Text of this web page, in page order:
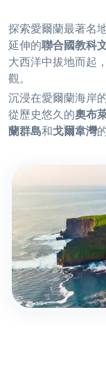
探索愛爾蘭最著名
延伸的聯合國教科
大西洋中拔地而起
觀。
沉浸在愛爾蘭海岸
從歷史悠久的奧布
蘭群島和戈爾韋灣